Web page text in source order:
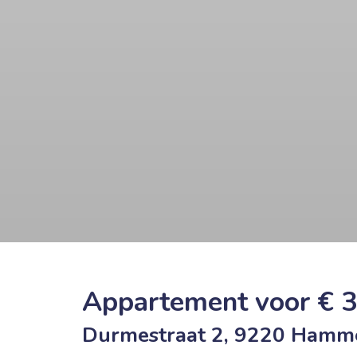
Appartement voor €
Durmestraat 2, 9220